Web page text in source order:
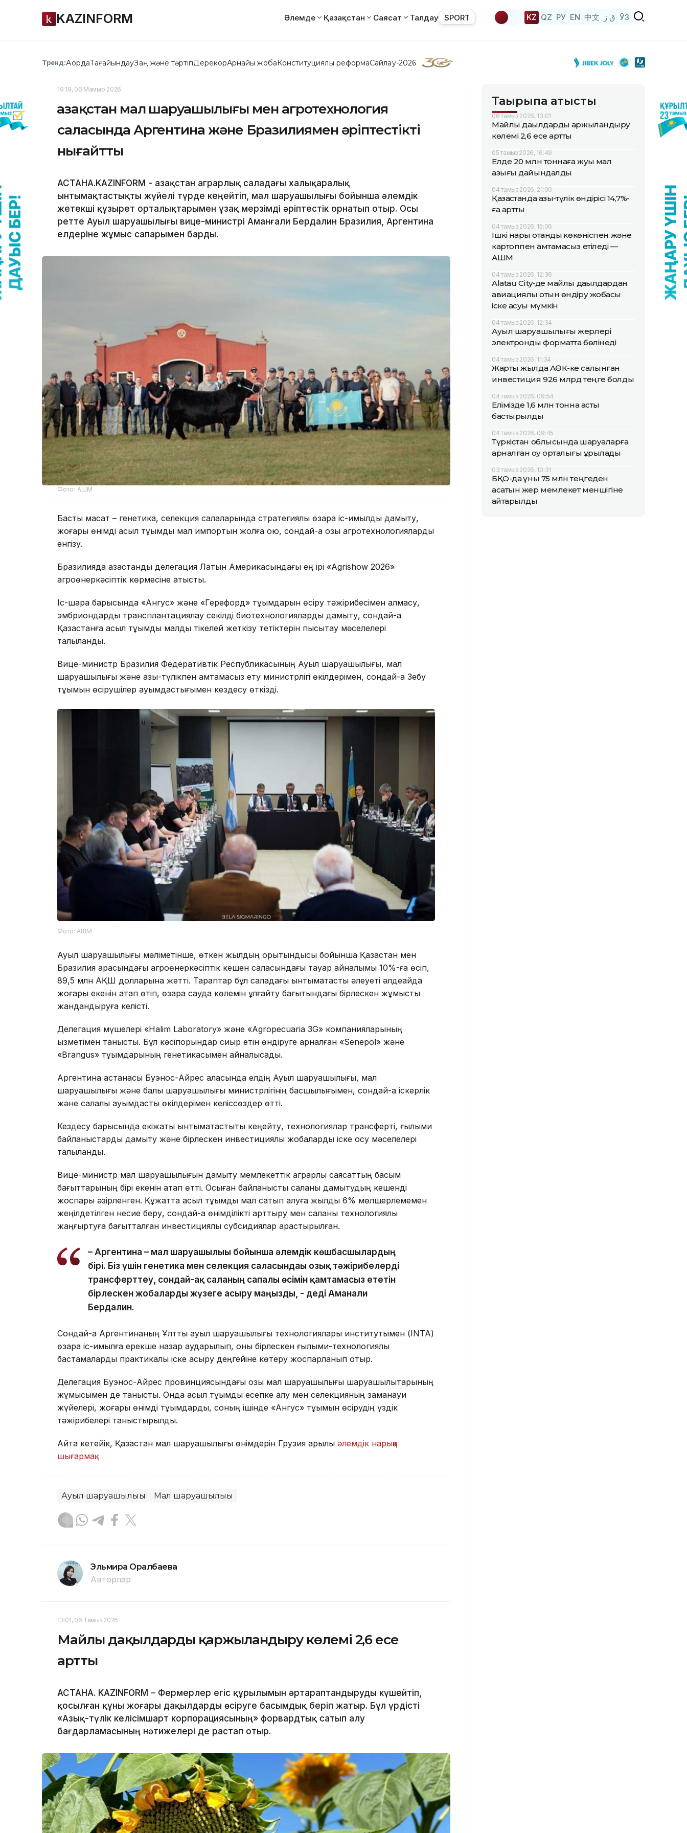
KAZINFORM Әлемде Қазақстан Саясат Талдау SPORT KZ QZ РУ EN 中文 ق ز ЎЗ
Тренд:АқордаТағайындауЗаң және тәртіпДерекқорАрнайы жобаКонституциялық реформаСайлау-2026
19:19, 06 Мамыр 2026
Қазақстан мал шаруашылығы мен агротехнология
саласында Аргентина және Бразилиямен әріптестікті
нығайтты
АСТАНА.KAZINFORM - Қазақстан аграрлық саладағы халықаралық
ынтымақтастықты жүйелі түрде кеңейтіп, мал шаруашылығы бойынша әлемдік
жетекші құзырет орталықтарымен ұзақ мерзімді әріптестік орнатып отыр. Осы
ретте Ауыл шаруашылығы вице-министрі Аманғали Бердалин Бразилия, Аргентина
елдеріне жұмыс сапарымен барды.
Фото: АШМ
Басты мақсат – генетика, селекция салаларында стратегиялық өзара іс-қимылды дамыту,
жоғары өнімді асыл тұқымды мал импортын жолға қою, сондай-ақ озық агротехнологияларды
енгізу.
Бразилияда қазақстандық делегация Латын Америкасындағы ең ірі «Agrishow 2026»
агроөнеркәсіптік көрмесіне қатысты.
Іс-шара барысында «Ангус» және «Герефорд» тұқымдарын өсіру тәжірибесімен алмасу,
эмбриондарды трансплантациялау секілді биотехнологияларды дамыту, сондай-ақ
Қазақстанға асыл тұқымды малды тікелей жеткізу тетіктерін пысықтау мәселелері
талқыланды.
Вице-министр Бразилия Федеративтік Республикасының Ауыл шаруашылығы, мал
шаруашылығы және азық-түлікпен қамтамасыз ету министрлігі өкілдерімен, сондай-ақ Зебу
тұқымын өсірушілер қауымдастығымен кездесу өткізді.
Фото: АШМ
Ауыл шаруашылығы мәліметінше, өткен жылдың қорытындысы бойынша Қазақстан мен
Бразилия арасындағы агроөнеркәсіптік кешен саласындағы тауар айналымы 10%-ға өсіп,
89,5 млн АҚШ долларына жетті. Тараптар бұл саладағы ынтымақтастық әлеуеті әлдеқайда
жоғары екенін атап өтіп, өзара сауда көлемін ұлғайту бағытындағы бірлескен жұмысты
жандандыруға келісті.
Делегация мүшелері «Halim Laboratory» және «Agropecuaria 3G» компанияларының
қызметімен танысты. Бұл кәсіпорындар сиыр етін өндіруге арналған «Senepol» және
«Brangus» тұқымдарының генетикасымен айналысады.
Аргентина астанасы Буэнос-Айрес қаласында елдің Ауыл шаруашылығы, мал
шаруашылығы және балық шаруашылығы министрлігінің басшылығымен, сондай-ақ іскерлік
және салалық қауымдастық өкілдерімен келіссөздер өтті.
Кездесу барысында екіжақты ынтымақтастықты кеңейту, технологиялар трансферті, ғылыми
байланыстарды дамыту және бірлескен инвестициялық жобаларды іске қосу мәселелері
талқыланды.
Вице-министр мал шаруашылығын дамыту мемлекеттік аграрлық саясаттың басым
бағыттарының бірі екенін атап өтті. Осыған байланысты саланы дамытудың кешенді
жоспары әзірленген. Құжатта асыл тұқымды мал сатып алуға жылдық 6% мөлшерлемемен
жеңілдетілген несие беру, сондай-ақ өнімділікті арттыру мен саланы технологиялық
жаңғыртуға бағытталған инвестициялық субсидиялар қарастырылған.
– Аргентина – мал шаруашылығы бойынша әлемдік көшбасшылардың
бірі. Біз үшін генетика мен селекция саласындағы озық тәжірибелерді
трансферттеу, сондай-ақ саланың сапалы өсімін қамтамасыз ететін
бірлескен жобаларды жүзеге асыру маңызды, - деді Аманғали
Бердалин.
Сондай-ақ Аргентинаның Ұлттық ауыл шаруашылығы технологиялары институтымен (INTA)
өзара іс-қимылға ерекше назар аударылып, оны бірлескен ғылыми-технологиялық
бастамаларды практикалық іске асыру деңгейіне көтеру жоспарланып отыр.
Делегация Буэнос-Айрес провинциясындағы озық мал шаруашылығы шаруашылықтарының
жұмысымен де танысты. Онда асыл тұқымды есепке алу мен селекцияның заманауи
жүйелері, жоғары өнімді тұқымдарды, соның ішінде «Ангус» тұқымын өсірудің үздік
тәжірибелері таныстырылды.
Айта кетейік, Қазақстан мал шаруашылығы өнімдерін Грузия арқылы әлемдік нарыққа
шығармақ.
Ауыл шаруашылығы Мал шаруашылығы
Эльмира Оралбаева
Авторлар
13:01, 06 Тамыз 2026
Майлы дақылдарды қаржыландыру көлемі 2,6 есе
артты
АСТАНА. KAZINFORM – Фермерлер егіс құрылымын әртараптандыруды күшейтіп,
қосылған құны жоғары дақылдарды өсіруге басымдық беріп жатыр. Бұл үрдісті
«Азық-түлік келісімшарт корпорациясының» форвардтық сатып алу
бағдарламасының нәтижелері де растап отыр.
Тақырыпқа қатысты
06 тамыз 2026, 13:01
Майлы дақылдарды қаржыландыру
көлемі 2,6 есе артты
05 тамыз 2026, 16:49
Елде 20 млн тоннаға жуық мал
азығы дайындалды
04 тамыз 2026, 21:00
Қазақстанда азық-түлік өндірісі 14,7%-
ға артты
04 тамыз 2026, 15:06
Ішкі нарық отандық көкөніспен және
картоппен қамтамасыз етіледі —
АШМ
04 тамыз 2026, 12:36
Alatau City-де майлы дақылдардан
авиациялық отын өндіру жобасы
іске асуы мүмкін
04 тамыз 2026, 12:34
Ауыл шаруашылығы жерлері
электронды форматта бөлінеді
04 тамыз 2026, 11:34
Жарты жылда АӨК-ке салынған
инвестиция 926 млрд теңге болды
04 тамыз 2026, 09:54
Елімізде 1,6 млн тонна астық
бастырылды
04 тамыз 2026, 09:45
Түркістан облысында шаруаларға
арналған оқу орталығы құрылады
03 тамыз 2026, 10:31
БҚО-да құны 75 млн теңгеден
асатын жер мемлекет меншігіне
қайтарылды